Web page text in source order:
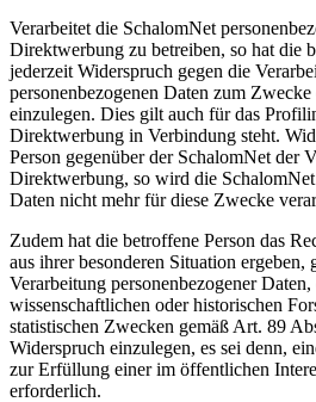
Verarbeitet die SchalomNet
Direktwerbung zu betreiben, so hat die
jederzeit Widerspruch gegen die
personenbezogenen Daten zum
einzulegen. Dies gilt auch für das
Direktwerbung in Verbindung steht.
Person gegenüber der SchalomNet der
Direktwerbung, so wird die SchalomNet
Daten nicht mehr für diese Zwecke
Zudem hat die betroffene Person das
aus ihrer besonderen Situation ergeben,
Verarbeitung personenbezogener
wissenschaftlichen oder historischen
statistischen Zwecken gemäß Art. 89
Widerspruch einzulegen, es sei denn,
zur Erfüllung einer im öffentlichen
erforderlich.